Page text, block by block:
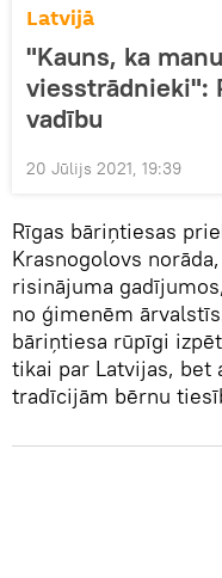
Latvijā
"Kauns, ka
viesstrādnieki":
vadību
20 Jūlijs 2021, 19:39
Rīgas bāriņtiesas
Krasnogolovs
risinājuma
no ģimenēm
bāriņtiesa rūpīgi
tikai par Latvijas, bet
tradīcijām bērnu